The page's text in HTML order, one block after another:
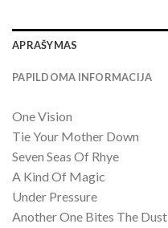
APRAŠYMAS
PAPILDOMA INFORMACIJA
One Vision
Tie Your Mother Down
Seven Seas Of Rhye
A Kind Of Magic
Under Pressure
Another One Bites The Dust